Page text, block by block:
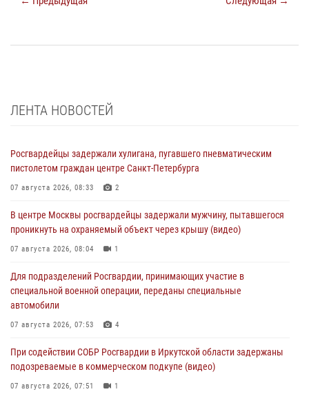
ЛЕНТА НОВОСТЕЙ
Росгвардейцы задержали хулигана, пугавшего пневматическим
пистолетом граждан центре Санкт-Петербурга
07 августа 2026, 08:33 2
В центре Москвы росгвардейцы задержали мужчину, пытавшегося
проникнуть на охраняемый объект через крышу (видео)
07 августа 2026, 08:04 1
Для подразделений Росгвардии, принимающих участие в
специальной военной операции, переданы специальные
автомобили
07 августа 2026, 07:53 4
При содействии СОБР Росгвардии в Иркутской области задержаны
подозреваемые в коммерческом подкупе (видео)
07 августа 2026, 07:51 1